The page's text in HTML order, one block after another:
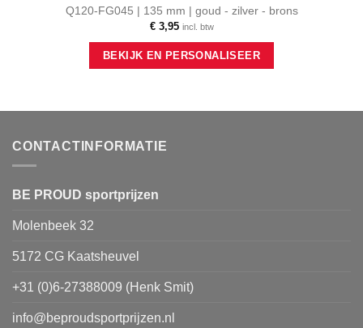
Q120-FG045 | 135 mm | goud - zilver - brons
€3,95 incl. btw
BEKIJK EN PERSONALISEER
heeft
CONTACTINFORMATIE
BE PROUD sportprijzen
Molenbeek 32
5172 CG Kaatsheuvel
+31 (0)6-27388009 (Henk Smit)
info@beproudsportprijzen.nl